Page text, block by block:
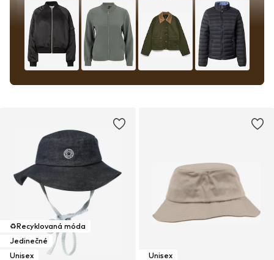
♻️Recyklovaná móda
Jedinečné
Unisex
Unisex